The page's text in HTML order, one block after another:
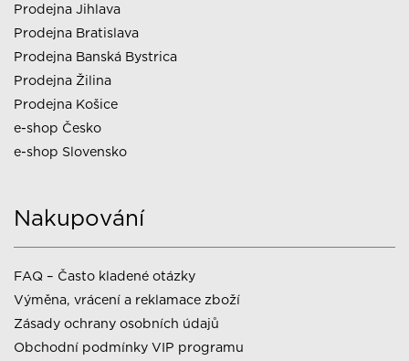
Prodejna Jihlava
Prodejna Bratislava
Prodejna Banská Bystrica
Prodejna Žilina
Prodejna Košice
e-shop Česko
e-shop Slovensko
Nakupování
FAQ – Často kladené otázky
Výměna, vrácení a reklamace zboží
Zásady ochrany osobních údajů
Obchodní podmínky VIP programu